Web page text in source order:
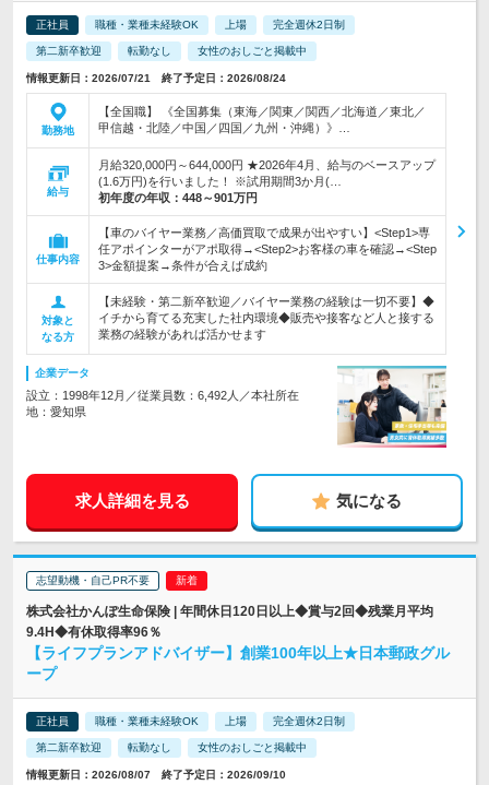
正社員 職種・業種未経験OK 上場 完全週休2日制
第二新卒歓迎 転勤なし 女性のおしごと掲載中
情報更新日：2026/07/21 終了予定日：2026/08/24
勤務地
【全国職】 《全国募集（東海／関東／関西／北海道／東北／
甲信越・北陸／中国／四国／九州・沖縄）》…
給与
月給320,000円～644,000円 ★2026年4月、給与のベースアップ
(1.6万円)を行いました！ ※試用期間3か月(…
初年度の年収： 448～901万円
仕事内容
【車のバイヤー業務／高価買取で成果が出やすい】<Step1>専
任アポインターがアポ取得→<Step2>お客様の車を確認→<Step
3>金額提案→条件が合えば成約
対象と
なる方
【未経験・第二新卒歓迎／バイヤー業務の経験は一切不要】◆
イチから育てる充実した社内環境◆販売や接客など人と接する
業務の経験があれば活かせます
企業データ
設立：1998年12月／従業員数：6,492人／本社所在
地：愛知県
求人詳細を見る 気になる
志望動機・自己PR不要
株式会社かんぽ生命保険 | 年間休日120日以上◆賞与2回◆残業月平均
9.4H◆有休取得率96％
【ライフプランアドバイザー】創業100年以上★日本郵政グル
ープ
正社員 職種・業種未経験OK 上場 完全週休2日制
第二新卒歓迎 転勤なし 女性のおしごと掲載中
情報更新日：2026/08/07 終了予定日：2026/09/10